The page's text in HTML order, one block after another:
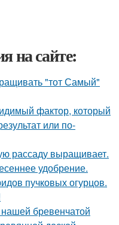
на сайте:
"тот Самый"
фактор, который
или по-
рассаду выращивает.
удобрение.
пучковых огурцов.
бревенчатой